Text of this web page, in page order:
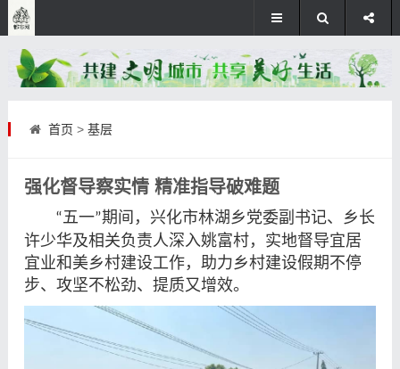
首页 > 基层
强化督导察实情 精准指导破难题
“五一”期间， 兴化市林湖乡党委副书记、乡长
许少华及相关负责人深入姚富村，实地督导宜居
宜业和美乡村建设工作，助力乡村建设假期不停
步、攻坚不松劲、提质又增效。